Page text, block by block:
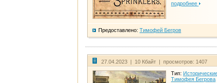
подробнее
Предоставлено: Тимофей Бегров
27.04.2023 | 10 Кбайт | просмотров: 1407
Тип:
Тимофея Бегрова